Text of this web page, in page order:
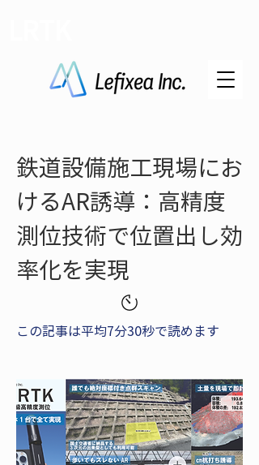
鉄道設備施工現場にお
けるAR誘導：高精度
測位技術で位置出し効
率化を実現
この記事は平均7分30秒で読めます